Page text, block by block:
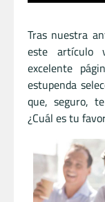
Tras nuestra
este artículo
excelente
estupenda
que, seguro,
¿Cuál es tu